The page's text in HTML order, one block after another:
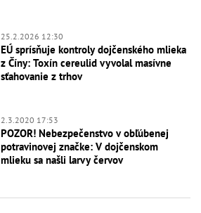
25.2.2026 12:30
EÚ sprísňuje kontroly dojčenského mlieka
z Číny: Toxín cereulid vyvolal masívne
sťahovanie z trhov
2.3.2020 17:53
POZOR! Nebezpečenstvo v obľúbenej
potravinovej značke: V dojčenskom
mlieku sa našli larvy červov